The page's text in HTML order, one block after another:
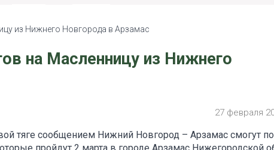
из Нижнего Новгорода в Арзамас
на Масленницу из Нижнего
27 февраля
тяге сообщением Нижний Новгород – Арзамас смогут